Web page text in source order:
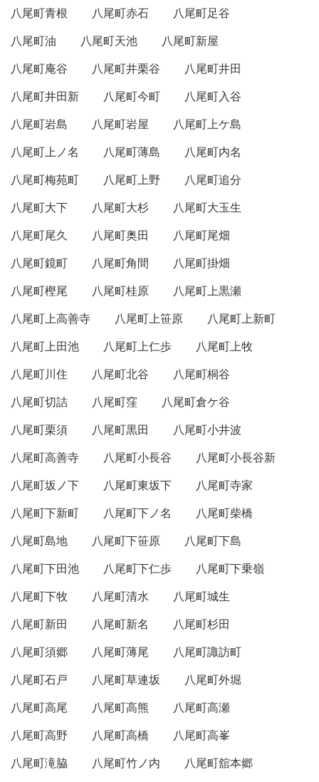
八尾町青根 八尾町赤石
八尾町足谷
八尾町油
八尾町天池
八尾町新屋
八尾町庵谷
八尾町井栗谷
八尾町井田
八尾町井田新
八尾町今町
八尾町入谷
八尾町岩島
八尾町岩屋
八尾町上ケ島
八尾町上ノ名
八尾町薄島
八尾町内名
八尾町梅苑町
八尾町上野
八尾町追分
八尾町大下
八尾町大杉
八尾町大玉生
八尾町尾久
八尾町奥田
八尾町尾畑
八尾町鏡町
八尾町角間
八尾町掛畑
八尾町樫尾
八尾町桂原
八尾町上黒瀬
八尾町上高善寺
八尾町上笹原
八尾町上新町
八尾町上田池
八尾町上仁歩
八尾町上牧
八尾町川住
八尾町北谷
八尾町桐谷
八尾町切詰
八尾町窪
八尾町倉ケ谷
八尾町栗須
八尾町黒田
八尾町小井波
八尾町高善寺
八尾町小長谷
八尾町小長谷新
八尾町坂ノ下
八尾町東坂下
八尾町寺家
八尾町下新町
八尾町下ノ名
八尾町柴橋
八尾町島地
八尾町下笹原
八尾町下島
八尾町下田池
八尾町下仁歩
八尾町下乗嶺
八尾町下牧
八尾町清水
八尾町城生
八尾町新田
八尾町新名
八尾町杉田
八尾町須郷
八尾町薄尾
八尾町諏訪町
八尾町石戸
八尾町草連坂
八尾町外堀
八尾町高尾
八尾町高熊
八尾町高瀬
八尾町高野
八尾町高橋
八尾町高峯
八尾町滝脇
八尾町竹ノ内
八尾町舘本郷